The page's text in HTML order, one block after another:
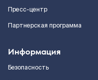
Пресс-центр
Партнерская программа
Информация
Безопасность